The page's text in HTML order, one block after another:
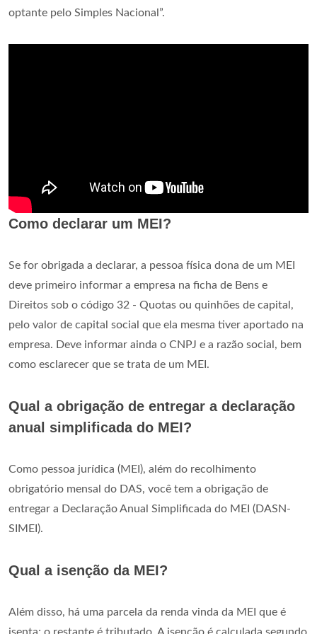
optante pelo Simples Nacional”.
Como declarar um MEI?
Se for obrigada a declarar, a pessoa física dona de um MEI
deve primeiro informar a empresa na ficha de Bens e
Direitos sob o código 32 - Quotas ou quinhões de capital,
pelo valor de capital social que ela mesma tiver aportado na
empresa. Deve informar ainda o CNPJ e a razão social, bem
como esclarecer que se trata de um MEI.
Qual a obrigação de entregar a declaração
anual simplificada do MEI?
Como pessoa jurídica (MEI), além do recolhimento
obrigatório mensal do DAS, você tem a obrigação de
entregar a Declaração Anual Simplificada do MEI (DASN-
SIMEI).
Qual a isenção da MEI?
Além disso, há uma parcela da renda vinda da MEI que é